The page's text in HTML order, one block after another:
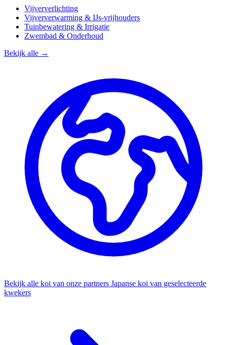
Vijververlichting
Vijververwarming & IJs-vrijhouders
Tuinbewatering & Irrigatie
Zwembad & Onderhoud
Bekijk alle →
Bekijk alle koi van onze partners Japanse koi van geselecteerde
kwekers